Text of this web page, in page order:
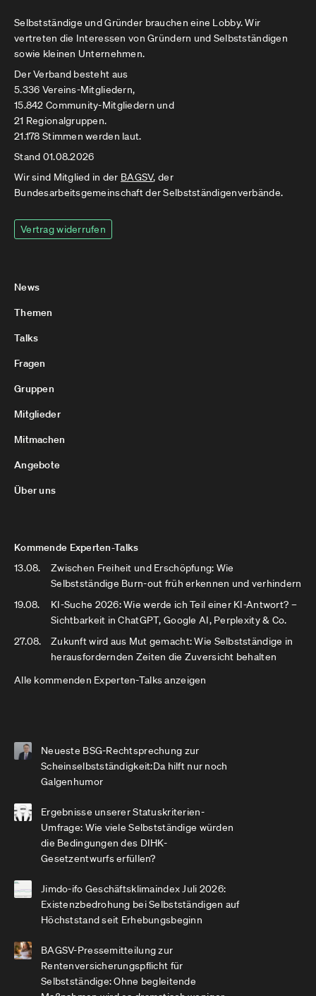
Selbstständige und Gründer brauchen eine Lobby. Wir
vertreten die Interessen von Gründern und Selbstständigen
sowie kleinen Unternehmen.
Der Verband besteht aus
5.336 Vereins-Mitgliedern,
15.842 Community-Mitgliedern und
21 Regionalgruppen.
21.178 Stimmen werden laut.
Stand 01.08.2026
Wir sind Mitglied in der BAGSV, der
Bundesarbeitsgemeinschaft der Selbstständigenverbände.
Vertrag widerrufen
News
Themen
Talks
Fragen
Gruppen
Mitglieder
Mitmachen
Angebote
Über uns
Kommende Experten-Talks
13.08.
Zwischen Freiheit und Erschöpfung: Wie
Selbstständige Burn-out früh erkennen und verhindern
19.08.
KI-Suche 2026: Wie werde ich Teil einer KI-Antwort? –
Sichtbarkeit in ChatGPT, Google AI, Perplexity & Co.
27.08.
Zukunft wird aus Mut gemacht: Wie Selbstständige in
herausfordernden Zeiten die Zuversicht behalten
Alle kommenden Experten-Talks anzeigen
Neueste BSG-Rechtsprechung zur
Scheinselbstständigkeit:Da hilft nur noch
Galgenhumor
Ergebnisse unserer Statuskriterien-
Umfrage: Wie viele Selbstständige würden
die Bedingungen des DIHK-
Gesetzentwurfs erfüllen?
Jimdo-ifo Geschäftsklimaindex Juli 2026:
Existenzbedrohung bei Selbstständigen auf
Höchststand seit Erhebungsbeginn
BAGSV-Pressemitteilung zur
Rentenversicherungspflicht für
Selbstständige: Ohne begleitende